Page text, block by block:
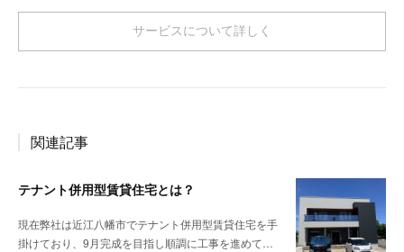
サービスについて詳しく
関連記事
テナント併用型賃貸住宅とは？
現在弊社は近江八幡市でテナント併用型賃貸住宅を手
掛けており、9月完成を目指し順調に工事を進めて…